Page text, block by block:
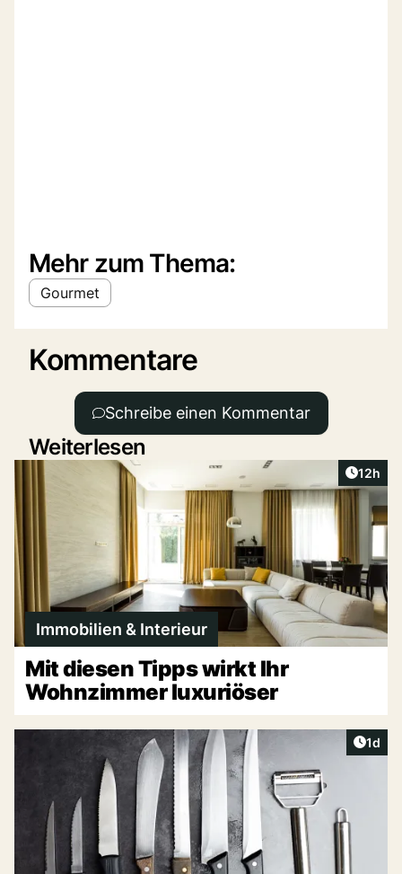
Mehr zum Thema:
Gourmet
Kommentare
Schreibe einen Kommentar
Weiterlesen
Artikel
12h
Immobilien & Interieur
Mit diesen Tipps wirkt Ihr
Wohnzimmer luxuriöser
1d